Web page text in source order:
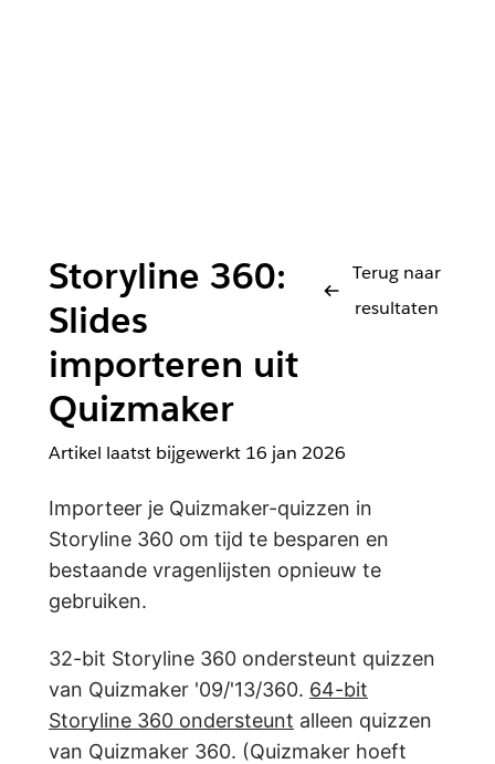
Storyline 360:
Slides
importeren uit
Quizmaker
Terug naar
resultaten
Artikel laatst bijgewerkt 16 jan 2026
Importeer je Quizmaker-quizzen in
Storyline 360 om tijd te besparen en
bestaande vragenlijsten opnieuw te
gebruiken.
32-bit Storyline 360 ondersteunt quizzen
van Quizmaker '09/'13/360. 64-bit
Storyline 360 ondersteunt alleen quizzen
van Quizmaker 360. (Quizmaker hoeft